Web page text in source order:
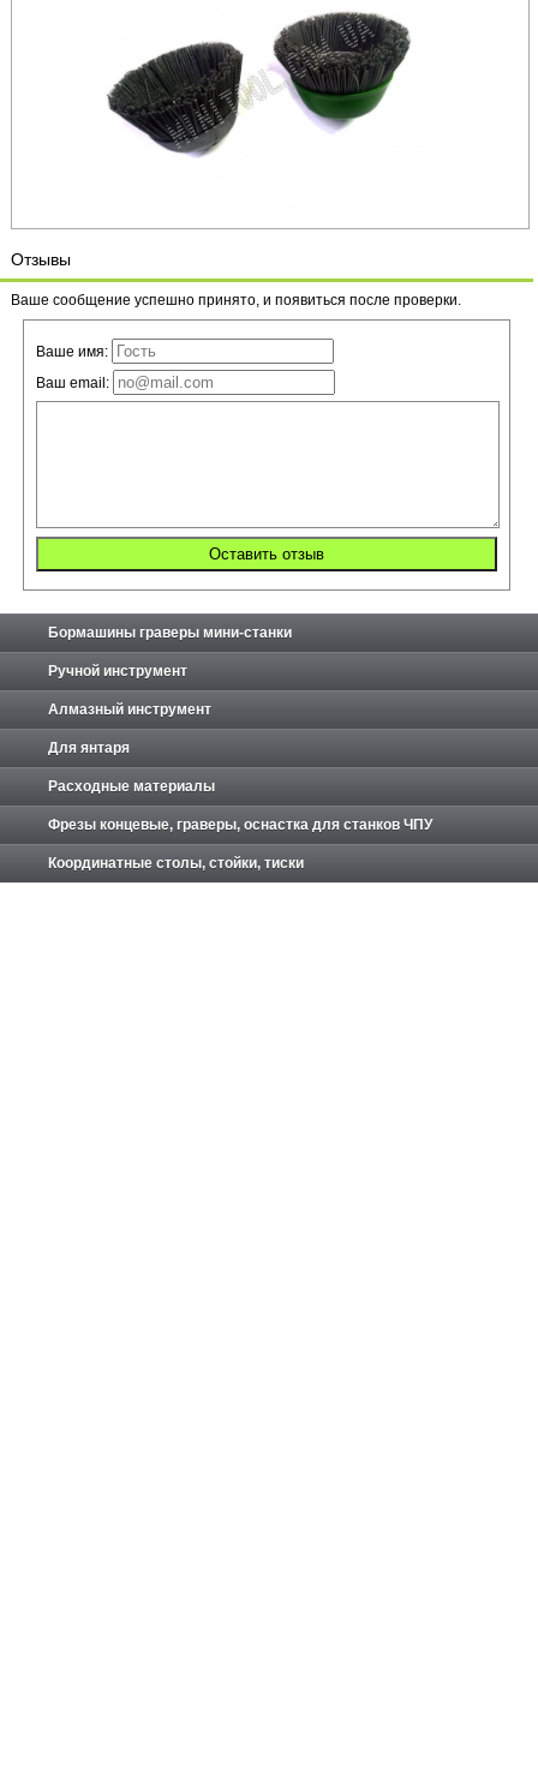
Отзывы
Ваше сообщение успешно принято, и появиться после проверки.
Ваше имя:
Ваш email:
Бормашины граверы мини-станки
Ручной инструмент
Алмазный инструмент
Для янтаря
Расходные материалы
Фрезы концевые, граверы, оснастка для станков ЧПУ
Координатные столы, стойки, тиски